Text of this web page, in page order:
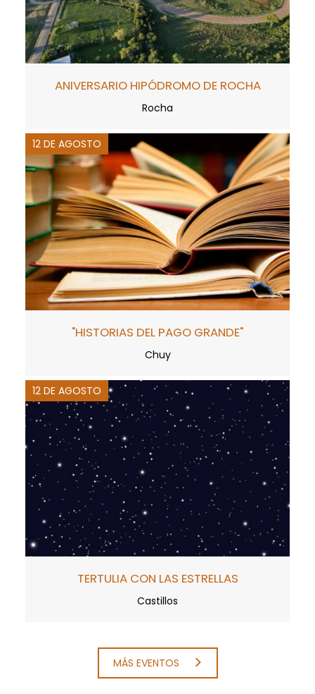
ANIVERSARIO HIPÓDROMO DE ROCHA
Rocha
12 DE AGOSTO
"HISTORIAS DEL PAGO GRANDE"
Chuy
12 DE AGOSTO
TERTULIA CON LAS ESTRELLAS
Castillos
MÁS EVENTOS